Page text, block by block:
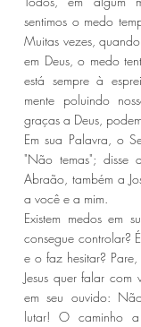
sentimos o medo
Muitas vezes,
em Deus, o medo
está sempre à
mente poluindo
graças a Deus,
Em sua Palavra, o
"Não temas"; disse
Abraão, também a
a você e a mim.
Existem medos em
consegue controlar?
e o faz hesitar?
Jesus quer falar com
em seu ouvido:
lutar! O caminho